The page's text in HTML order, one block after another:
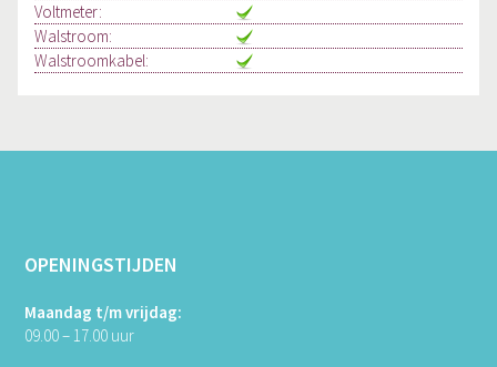
Voltmeter:
Walstroom:
Walstroomkabel:
OPENINGSTIJDEN
Maandag t/m vrijdag:
09.00 – 17.00 uur